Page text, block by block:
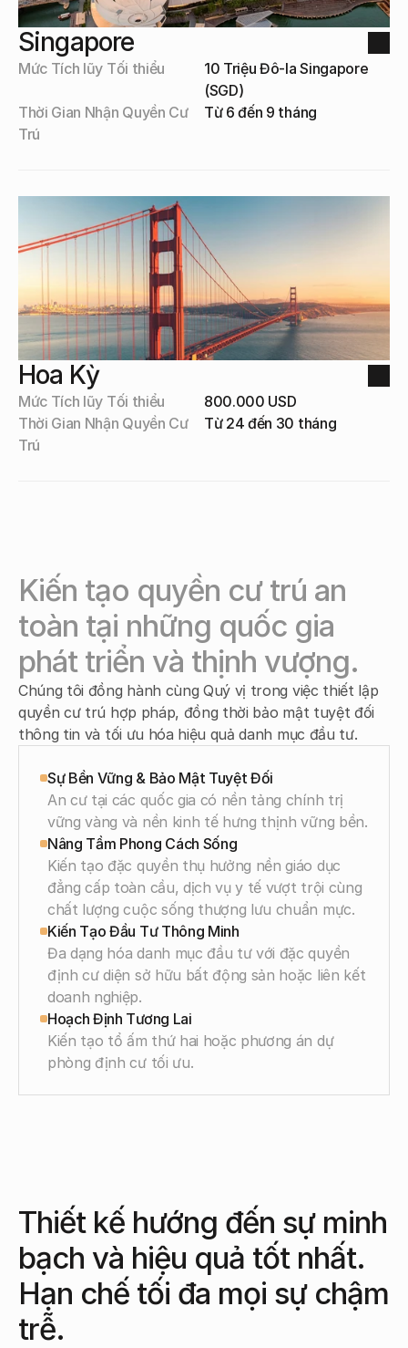
Mức Tích lũy Tối thiểu
10 Triệu Đô-la Singapore
(SGD)
Thời Gian Nhận Quyền Cư
Trú
Từ 6 đến 9 tháng
Singapore
Mức Tích lũy Tối thiểu
800.000 USD
Thời Gian Nhận Quyền Cư
Trú
Từ 24 đến 30 tháng
Hoa Kỳ
Kiến tạo quyền cư trú an
toàn tại những quốc gia
phát triển và thịnh vượng.
Chúng tôi đồng hành cùng Quý vị trong việc thiết lập
quyền cư trú hợp pháp, đồng thời bảo mật tuyệt đối
thông tin và tối ưu hóa hiệu quả danh mục đầu tư.
Sự Bền Vững & Bảo Mật Tuyệt Đối
An cư tại các quốc gia có nền tảng chính trị
vững vàng và nền kinh tế hưng thịnh vững bền.
Nâng Tầm Phong Cách Sống
Kiến tạo đặc quyền thụ hưởng nền giáo dục
đẳng cấp toàn cầu, dịch vụ y tế vượt trội cùng
chất lượng cuộc sống thượng lưu chuẩn mực.
Kiến Tạo Đầu Tư Thông Minh
Đa dạng hóa danh mục đầu tư với đặc quyền
định cư diện sở hữu bất động sản hoặc liên kết
doanh nghiệp.
Hoạch Định Tương Lai
Kiến tạo tổ ấm thứ hai hoặc phương án dự
phòng định cư tối ưu.
Thiết kế hướng đến sự minh
bạch và hiệu quả tốt nhất.
Hạn chế tối đa mọi sự chậm
trễ.